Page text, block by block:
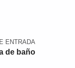
ENTRADA
de baño